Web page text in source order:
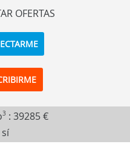
OFERTAS
3 : 39285 €
sí